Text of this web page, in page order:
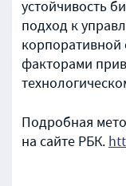
устойчивость
подход к
корпоративной
факторами
Подробная
на сайте РБК.